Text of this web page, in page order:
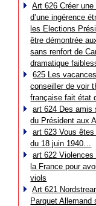
Art 626 Créer
d’une ingérence
les Elections
être démontrée
sans renfort de
dramatique
625 Les
conseiller de voir
française fait état
art 624 Des amis
du Président aux
art 623 Vous
du 18 juin 1940…
art 622
la France pour
viols
Art 621
Parquet